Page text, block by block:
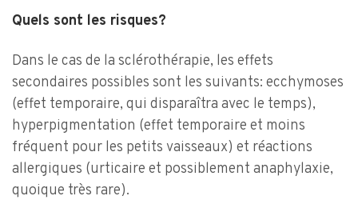
Quels sont les risques?
Dans le cas de la sclérothérapie, les effets
secondaires possibles sont les suivants: ecchymoses
(effet temporaire, qui disparaîtra avec le temps),
hyperpigmentation (effet temporaire et moins
fréquent pour les petits vaisseaux) et réactions
allergiques (urticaire et possiblement anaphylaxie,
quoique très rare).